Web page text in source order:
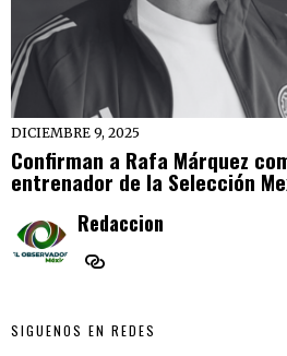
DICIEMBRE 9, 2025
Confirman a Rafa Márquez
entrenador de la Selección
Redaccion
SIGUENOS EN REDES